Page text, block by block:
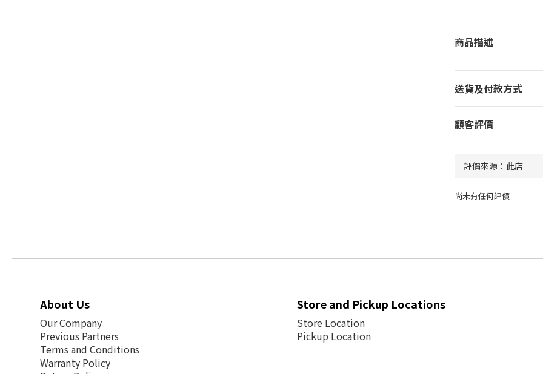
商品描述
送貨及付款方式
顧客評價
尚未有任何評價
About Us
Our Company
Previous Partners
Terms and Conditions
Warranty Policy
Store and Pickup Locations
Store Location
Pickup Location